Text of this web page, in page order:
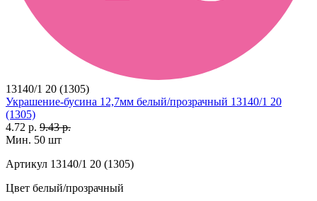
13140/1 20 (1305)
Украшение-бусина 12,7мм белый/прозрачный 13140/1 20
(1305)
4.72 р. 9.43 р.
Мин. 50 шт
Артикул 13140/1 20 (1305)
Цвет белый/прозрачный